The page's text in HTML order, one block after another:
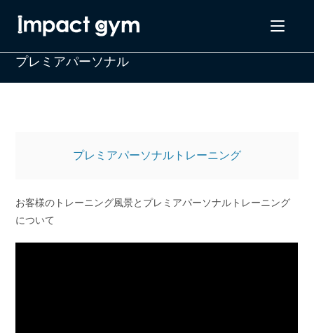
プレミアパーソナル
プレミアパーソナルトレーニング
お客様のトレーニング風景とプレミアパーソナルトレーニング
について